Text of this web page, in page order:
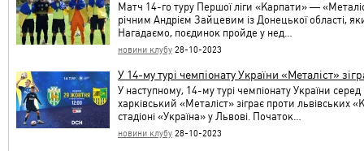
Матч 14-го туру Першої ліги «Карпати» —
річним Андрієм Зайцевим із Донецької області,
Нагадаємо, поєдинок пройде у нед…
новини клубу 28-10-2023
У 14-му турі чемпіонату України «Металіст»
У наступному, 14-му турі чемпіонату України
харківський «Металіст» зіграє проти львівських
стадіоні «Україна» у Львові. Початок…
новини клубу 28-10-2023